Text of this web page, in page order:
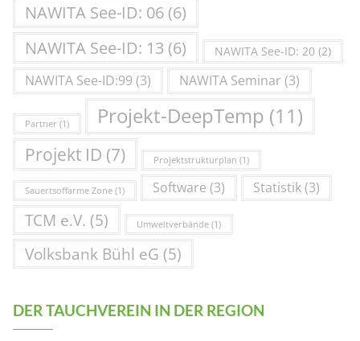
NAWITA See-ID: 06 (6)
NAWITA See-ID: 13 (6) NAWITA See-ID: 20 (2)
NAWITA See-ID:99 (3) NAWITA Seminar (3)
Partner (1) Projekt-DeepTemp (11)
Projekt ID (7) Projektstrukturplan (1)
Sauertsoffarme Zone (1) Software (3) Statistik(3)
TCM e.V. (5) Umweltverbände (1)
Volksbank Bühl eG (5)
DER TAUCHVEREIN IN DER REGION